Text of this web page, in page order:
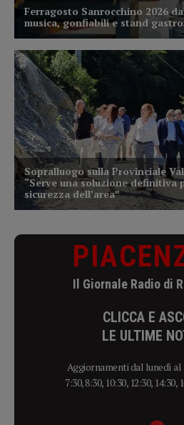
Il Giornale Radio di
CLICCA E
LE ULTIME
Aggiornamenti dal lunedì al
7:30, 8:30, 10:30, 12:30, 14:30,